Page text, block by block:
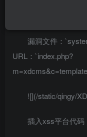
漏洞文件：
URL：`index.php?
![](/static/qingy/
插入xss平台代码